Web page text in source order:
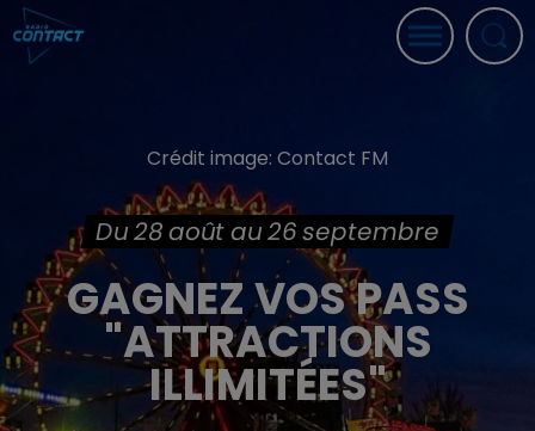
Crédit image: Contact FM
Du 28 août au 26 septembre
GAGNEZ VOS PASS
"ATTRACTIONS
ILLIMITÉES"